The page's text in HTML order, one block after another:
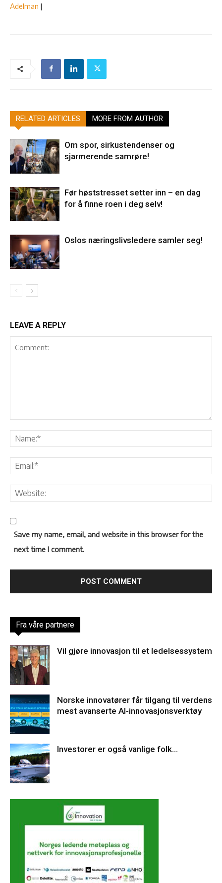
Adelman |
RELATED ARTICLES MORE FROM AUTHOR
Om spor, sirkustendenser og
sjarmerende samrøre!
Før høststresset setter inn – en dag
for å finne roen i deg selv!
Oslos næringslivsledere samler seg!
LEAVE A REPLY
Save my name, email, and website in this browser for the
next time I comment.
Fra våre partnere
Vil gjøre innovasjon til et ledelsessystem
Norske innovatører får tilgang til verdens
mest avanserte AI-innovasjonsverktøy
Investorer er også vanlige folk…